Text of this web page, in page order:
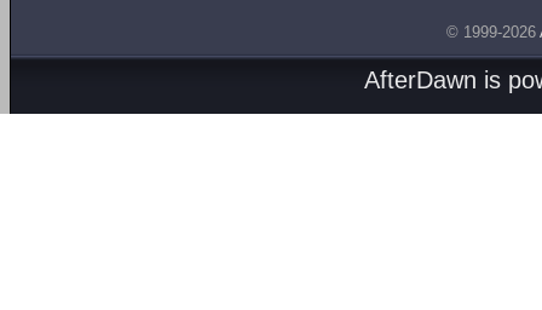
© 1999-2026
AfterDawn is